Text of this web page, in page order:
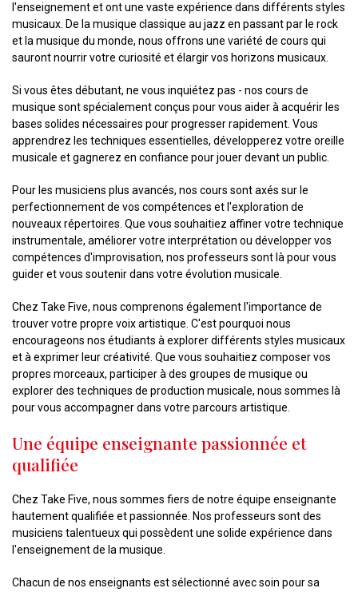
l'enseignement et ont une vaste expérience dans différents styles
musicaux. De la musique classique au jazz en passant par le rock
et la musique du monde, nous offrons une variété de cours qui
sauront nourrir votre curiosité et élargir vos horizons musicaux.
Si vous êtes débutant, ne vous inquiétez pas - nos cours de
musique sont spécialement conçus pour vous aider à acquérir les
bases solides nécessaires pour progresser rapidement. Vous
apprendrez les techniques essentielles, développerez votre oreille
musicale et gagnerez en confiance pour jouer devant un public.
Pour les musiciens plus avancés, nos cours sont axés sur le
perfectionnement de vos compétences et l'exploration de
nouveaux répertoires. Que vous souhaitiez affiner votre technique
instrumentale, améliorer votre interprétation ou développer vos
compétences d'improvisation, nos professeurs sont là pour vous
guider et vous soutenir dans votre évolution musicale.
Chez Take Five, nous comprenons également l'importance de
trouver votre propre voix artistique. C'est pourquoi nous
encourageons nos étudiants à explorer différents styles musicaux
et à exprimer leur créativité. Que vous souhaitiez composer vos
propres morceaux, participer à des groupes de musique ou
explorer des techniques de production musicale, nous sommes là
pour vous accompagner dans votre parcours artistique.
Une équipe enseignante passionnée et
qualifiée
Chez Take Five, nous sommes fiers de notre équipe enseignante
hautement qualifiée et passionnée. Nos professeurs sont des
musiciens talentueux qui possèdent une solide expérience dans
l'enseignement de la musique.
Chacun de nos enseignants est sélectionné avec soin pour sa